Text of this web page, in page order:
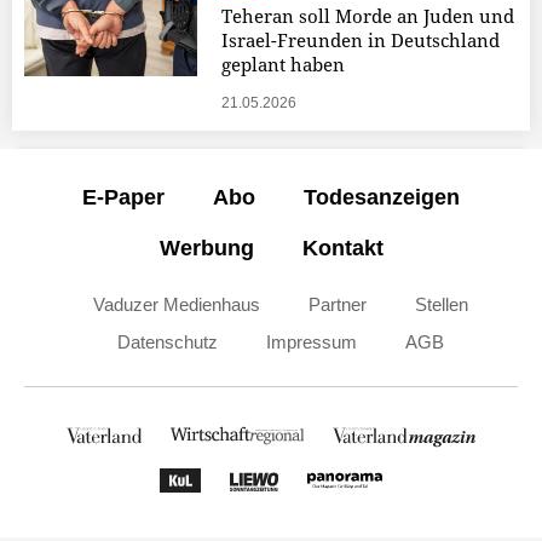
Teheran soll Morde an Juden und
Israel-Freunden in Deutschland
geplant haben
21.05.2026
E-Paper Abo Todesanzeigen
Werbung Kontakt
Vaduzer Medienhaus Partner
Stellen
Datenschutz
Impressum AGB